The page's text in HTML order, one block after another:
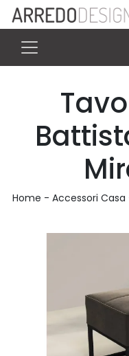
Home - Accessori Casa